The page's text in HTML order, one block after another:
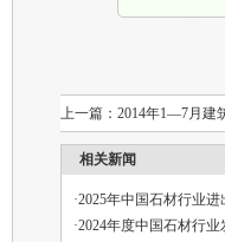
上一篇： 2014年1—7月建
相关新闻
·2025年中国石材行业
·2024年度中国石材行